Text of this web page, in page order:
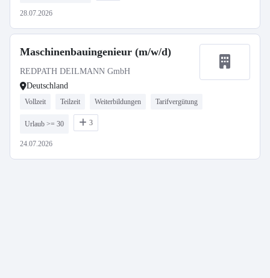
28.07.2026
Maschinenbauingenieur (m/w/d)
REDPATH DEILMANN GmbH
Deutschland
Vollzeit Teilzeit Weiterbildungen Tarifvergütung
Urlaub >= 30 3
24.07.2026